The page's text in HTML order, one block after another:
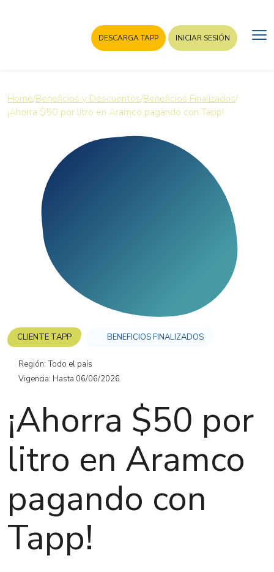
DESCARGA TAPP INICIAR SESIÓN
Home/Beneficios y Descuentos/Beneficios Finalizados/
¡Ahorra $50 por litro en Aramco pagando con Tapp!
CLIENTE TAPP BENEFICIOS FINALIZADOS
Región: Todo el país
Vigencia: Hasta 06/06/2026
¡Ahorra $50 por
litro en Aramco
pagando con
Tapp!